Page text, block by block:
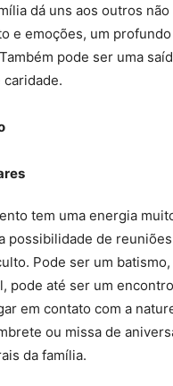
dá uns aos outros
e emoções, um
pode ser uma
caridade.
tem uma energia
possibilidade de
Pode ser um
pode até ser um
em contato com a
ou missa de
da família.